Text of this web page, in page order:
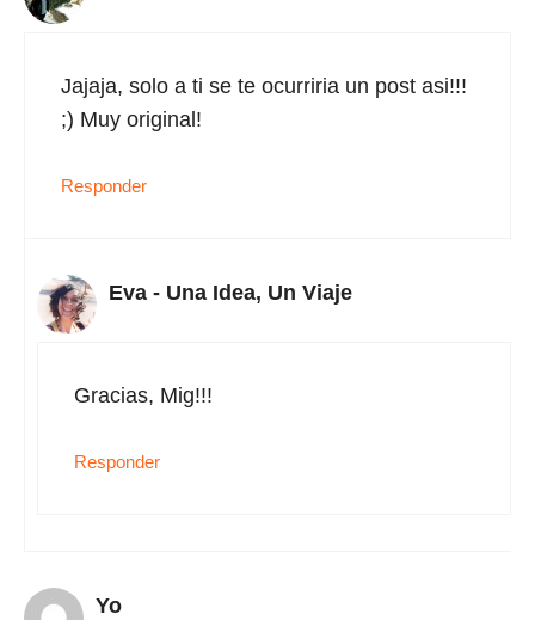
Jajaja, solo a ti se te ocurriria un post asi!!!
;) Muy original!
Responder
Eva - Una Idea, Un Viaje
Gracias, Mig!!!
Responder
Yo